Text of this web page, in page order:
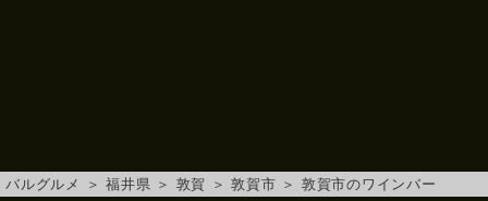
バルグルメ ＞ 福井県 ＞ 敦賀 ＞敦賀市 ＞ 敦賀市のワインバー